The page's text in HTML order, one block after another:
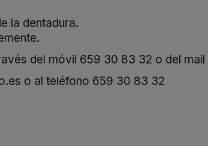
la dentadura.
del móvil 659 30 83 32 o del mail
o al teléfono 659 30 83 32